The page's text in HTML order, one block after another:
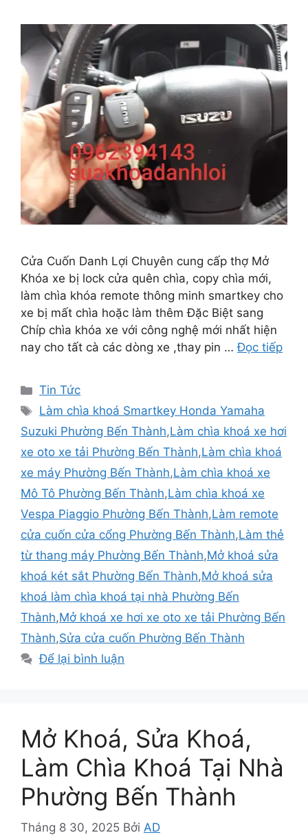
Cửa Cuốn Danh Lợi Chuyên cung cấp thợ Mở
Khóa xe bị lock cửa quên chìa, copy chìa mới,
làm chìa khóa remote thông minh smartkey cho
xe bị mất chìa hoặc làm thêm Đặc Biệt sang
Chíp chìa khóa xe với công nghệ mới nhất hiện
nay cho tất cà các dòng xe ,thay pin …Đọc tiếp
Tin Tức
Làm chìa khoá Smartkey Honda Yamaha
Suzuki Phường Bến Thành,Làm chìa khoá xe hơi
xe oto xe tải Phường Bến Thành,Làm chìa khoá
xe máy Phường Bến Thành,Làm chìa khoá xe
Mô Tô Phường Bến Thành,Làm chìa khoá xe
Vespa Piaggio Phường Bến Thành,Làm remote
cửa cuốn cửa cổng Phường Bến Thành,Làm thẻ
từ thang máy Phường Bến Thành,Mở khoá sửa
khoá két sắt Phường Bến Thành,Mở khoá sửa
khoá làm chìa khoá tại nhà Phường Bến
Thành,Mở khoá xe hơi xe oto xe tải Phường Bến
Thành,Sửa cửa cuốn Phường Bến Thành
Để lại bình luận
Mở Khoá, Sửa Khoá,
Làm Chìa Khoá Tại Nhà
Phường Bến Thành
Tháng 8 30, 2025 Bởi AD